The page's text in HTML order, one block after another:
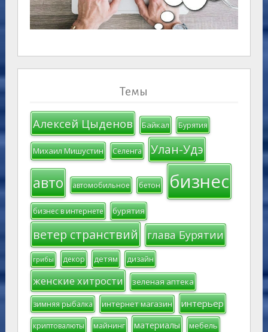
Темы
Алексей Цыденов Байкал Бурятия
Михаил Мишустин Селенга Улан-Удэ
авто автомобильное бетон бизнес
бизнес в интернете бурятия
ветер странствий глава Бурятии
грибы декор детям дизайн
женские хитрости зеленая аптека
зимняя рыбалка интернет магазин интерьер
криптовалюты майнинг материалы мебель